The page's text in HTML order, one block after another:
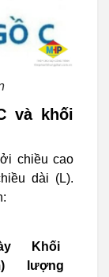
và khối
chiều cao
dài (L).
Khối
lượng